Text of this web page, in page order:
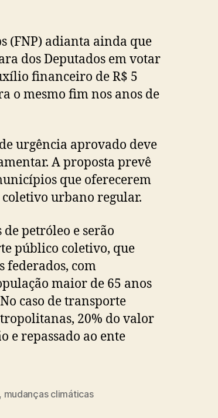
(FNP) adianta ainda que
dos Deputados em votar
financeiro de R$ 5
o mesmo fim nos anos de
urgência aprovado deve
A proposta prevê
que oferecerem
urbano regular.
petróleo e serão
público coletivo, que
federados, com
maior de 65 anos
caso de transporte
20% do valor
e repassado ao ente
, mudanças climáticas